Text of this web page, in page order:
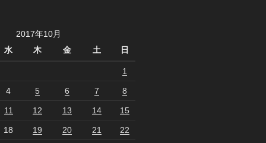
2017年10月
水 木 金 土 日
1
4 5 6 7 8
11 12 13 14 15
18 19 20 21 22